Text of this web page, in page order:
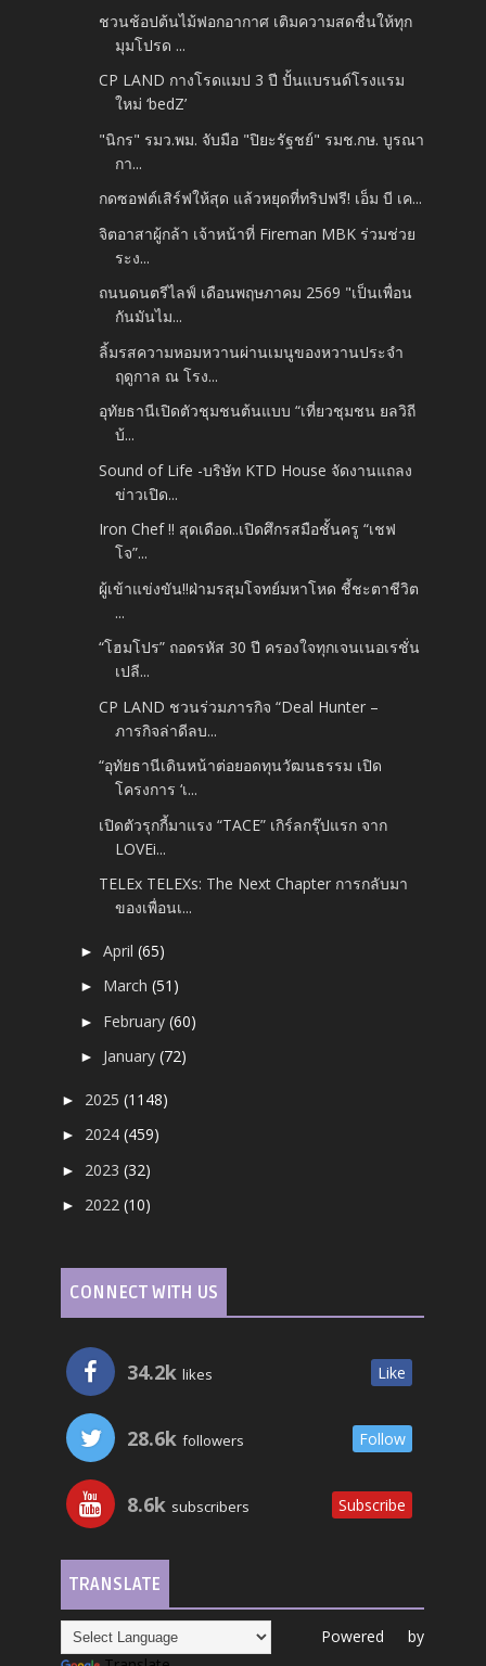
ชวนช้อปต้นไม้ฟอกอากาศ เติมความสดชื่นให้ทุก
มุมโปรด ...
CP LAND กางโรดแมป 3 ปี ปั้นแบรนด์โรงแรม
ใหม่ ‘bedZ’
"นิกร" รมว.พม. จับมือ "ปิยะรัฐชย์" รมช.กษ. บูรณา
กา...
กดซอฟต์เสิร์ฟให้สุด แล้วหยุดที่ทริปฟรี! เอ็ม บี เค...
จิตอาสาผู้กล้า เจ้าหน้าที่ Fireman MBK ร่วมช่วย
ระง...
ถนนดนตรีไลฟ์ เดือนพฤษภาคม 2569 "เป็นเพื่อน
กันมันไม...
ลิ้มรสความหอมหวานผ่านเมนูของหวานประจำ
ฤดูกาล ณ โรง...
อุทัยธานีเปิดตัวชุมชนต้นแบบ “เที่ยวชุมชน ยลวิถี
บ้...
Sound of Life -บริษัท KTD House จัดงานแถลง
ข่าวเปิด...
Iron Chef !! สุดเดือด..เปิดศึกรสมือชั้นครู “เชฟ
โจ”...
ผู้เข้าแข่งขัน!!ฝ่ามรสุมโจทย์มหาโหด ชี้ชะตาชีวิต
...
“โฮมโปร” ถอดรหัส 30 ปี ครองใจทุกเจนเนอเรชั่น
เปลี...
CP LAND ชวนร่วมภารกิจ “Deal Hunter –
ภารกิจล่าดีลบ...
“อุทัยธานีเดินหน้าต่อยอดทุนวัฒนธรรม เปิด
โครงการ ‘เ...
เปิดตัวรุกกี้มาแรง “TACE” เกิร์ลกรุ๊ปแรก จาก
LOVEi...
TELEx TELEXs: The Next Chapter การกลับมา
ของเพื่อนเ...
►April(65)
► March(51)
► February(60)
► January(72)
► 2025(1148)
► 2024(459)
► 2023(32)
► 2022(10)
CONNECT WITH US
34.2k likes Like
28.6k followers Follow
8.6k subscribers Subscribe
TRANSLATE
Powered by